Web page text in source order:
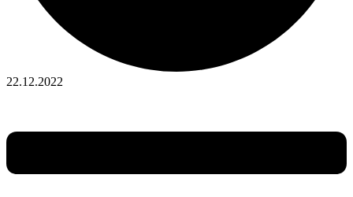
22.12.2022